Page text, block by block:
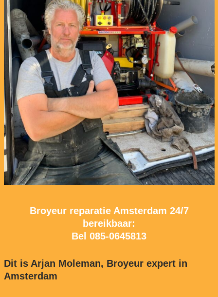
Broyeur reparatie Amsterdam 24/7
bereikbaar:
Bel 085-0645813
Dit is Arjan Moleman, Broyeur expert in
Amsterdam